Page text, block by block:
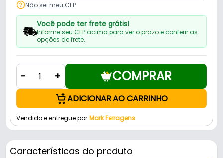
Não sei meu CEP
Você pode ter frete grátis!
Informe seu CEP acima para ver o prazo e conferir as
opções de frete.
- + COMPRAR
ADICIONAR AO CARRINHO
Vendido e entregue por Mark Ferragens
Características do produto